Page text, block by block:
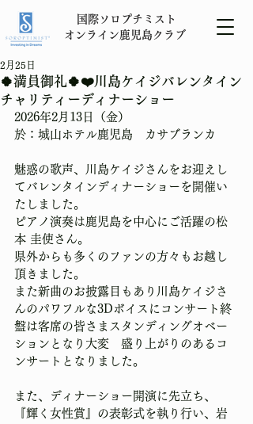
​国際ソロプチミスト
オンライン鹿児島 クラブ
🍀満員御礼🍀❤️川島ケイジバレンタイン
チャリティーディナーショー
2月25日
2026年2月13日（金）
於：城山ホテル鹿児島　カサブランカ
魅惑の歌声、川島ケイジさんをお迎えし
てバレンタインディナーショーを開催い
たしました。
ピアノ演奏は鹿児島を中心にご活躍の松
本 圭使さん。
県外からも多くのファンの方々もお越し
頂きました。
また新曲のお披露目もあり川島ケイジさ
んのパワフルな3Dボイスにコンサート終
盤は客席の皆さまスタンディングオベー
ションとなり大変　盛り上がりのあるコ
ンサートとなりました。
また、ディナーショー開演に先立ち、
『輝く女性賞』の表彰式を執り行い、岩